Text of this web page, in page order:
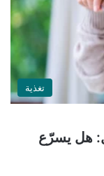
تغذية
هل يسرّع